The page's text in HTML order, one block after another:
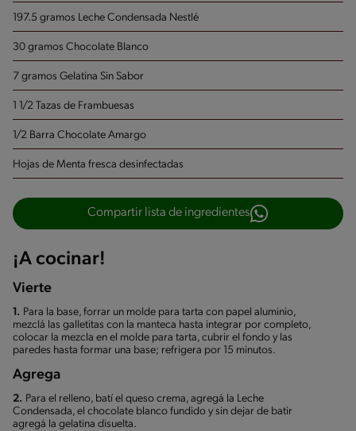
197.5 gramos Leche Condensada Nestlé
30 gramos Chocolate Blanco
7 gramos Gelatina Sin Sabor
1 1/2 Tazas de Frambuesas
1/2 Barra Chocolate Amargo
Hojas de Menta fresca desinfectadas
Compartir lista de ingredientes
¡A cocinar!
Vierte
1. Para la base, forrar un molde para tarta con papel aluminio,
mezclá las galletitas con la manteca hasta integrar por completo,
colocar la mezcla en el molde para tarta, cubrir el fondo y las
paredes hasta formar una base; refrigera por 15 minutos.
Agrega
2. Para el relleno, batí el queso crema, agregá la Leche
Condensada, el chocolate blanco fundido y sin dejar de batir
agregá la gelatina disuelta.